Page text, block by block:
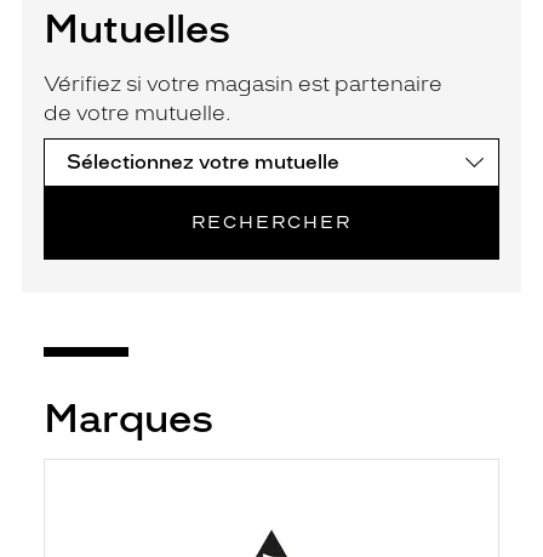
Mutuelles
Vérifiez si votre magasin est partenaire
de votre mutuelle.
RECHERCHER
Marques